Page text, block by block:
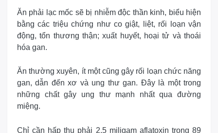
Ăn phải lạc mốc sẽ bị nhiễm độc thần kinh, biểu hiện
bằng các triệu chứng như co giật, liệt, rối loạn vận
động, tổn thương thận; xuất huyết, hoại tử và thoái
hóa gan.
Ăn thường xuyên, ít một cũng gây rối loạn chức năng
gan, dẫn đến xơ và ung thư gan. Đây là một trong
những chất gây ung thư mạnh nhất qua đường
miệng.
Chỉ cần hấp thu phải 2,5 miligam aflatoxin trong 89